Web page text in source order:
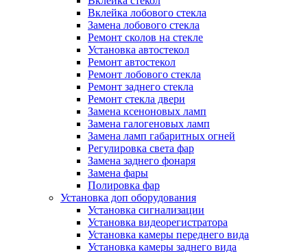
Вклейка лобового стекла
Замена лобового стекла
Ремонт сколов на стекле
Установка автостекол
Ремонт автостекол
Ремонт лобового стекла
Ремонт заднего стекла
Ремонт стекла двери
Замена ксеноновых ламп
Замена галогеновых ламп
Замена ламп габаритных огней
Регулировка света фар
Замена заднего фонаря
Замена фары
Полировка фар
Установка доп оборудования
Установка сигнализации
Установка видеорегистратора
Установка камеры переднего вида
Установка камеры заднего вида